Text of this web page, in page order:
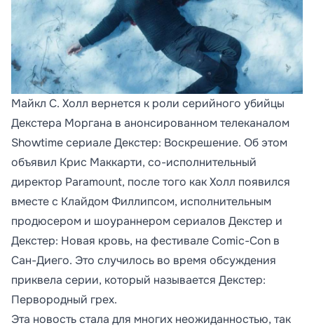
Майкл С. Холл вернется к роли серийного убийцы
Декстера Моргана в анонсированном телеканалом
Showtime сериале Декстер: Воскрешение. Об этом
объявил Крис Маккарти, со-исполнительный
директор Paramount, после того как Холл появился
вместе с Клайдом Филлипсом, исполнительным
продюсером и шоураннером сериалов Декстер и
Декстер: Новая кровь, на фестивале Comic-Con в
Сан-Диего. Это случилось во время обсуждения
приквела серии, который называется Декстер:
Первородный грех.
Эта новость стала для многих неожиданностью, так